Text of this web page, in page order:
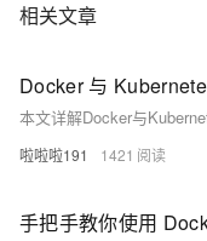
相关文章
啦啦啦191 1421
手把手教你使用